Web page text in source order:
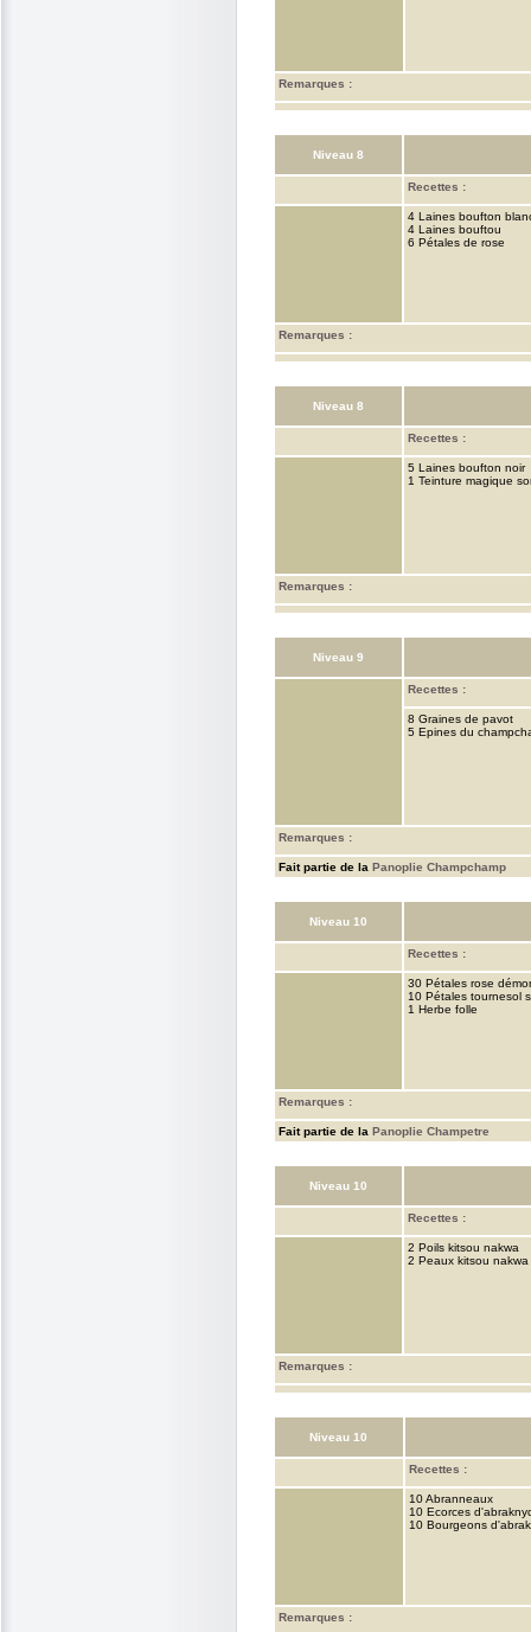
Remarques :
Niveau 8
Recettes :
4 Laines boufton
4 Laines bouftou
6 Pétales de rose
Remarques :
Niveau 8
Recettes :
5 Laines boufton noir
1 Teinture magique
Remarques :
Niveau 9
Recettes :
8 Graines de pavot
5 Epines du
Remarques :
Fait partie de la Panoplie Champchamp
Niveau 10
Recettes :
30 Pétales rose
10 Pétales tournesol
1 Herbe folle
Remarques :
Fait partie de la Panoplie Champetre
Niveau 10
Recettes :
2 Poils kitsou nakwa
2 Peaux kitsou nakwa
Remarques :
Niveau 10
Recettes :
10 Abranneaux
10 Ecorces
10 Bourgeons
Remarques :